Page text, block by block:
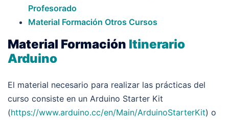
Profesorado
Material Formación Otros Cursos
Material Formación Itinerario
Arduino
El material necesario para realizar las prácticas del
curso consiste en un Arduino Starter Kit
(https://www.arduino.cc/en/Main/ArduinoStarterKit) o